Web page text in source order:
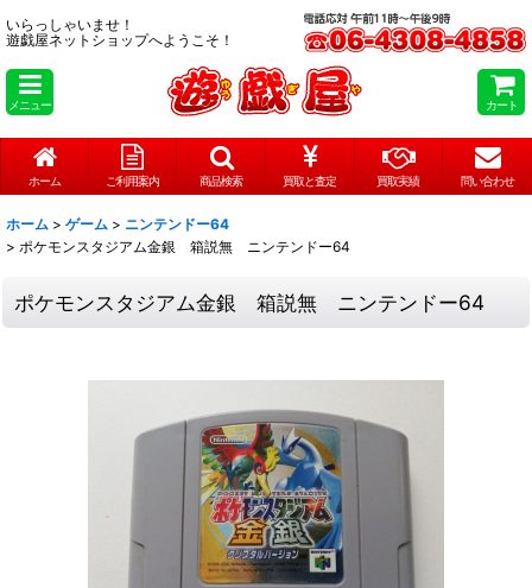
いらっしゃいませ！
遊戯屋ネットショップへようこそ！
メニュー カート
ホーム ご利用案内 商品検索 買取と査定 買取実績 問い合わせ
ホーム > ゲーム > ニンテンドー64
> ポケモンスタジアム金銀 箱説無 ニンテンドー64
ポケモンスタジアム金銀 箱説無 ニンテンドー64